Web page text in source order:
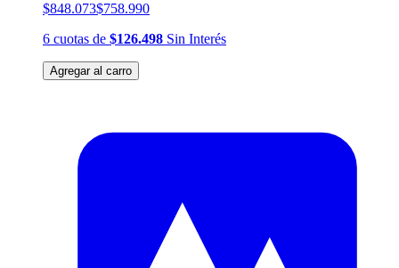
$848.073$758.990
6 cuotas de $126.498 Sin Interés
Agregar al carro